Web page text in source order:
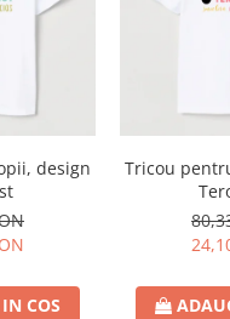
design
COS
Tricou